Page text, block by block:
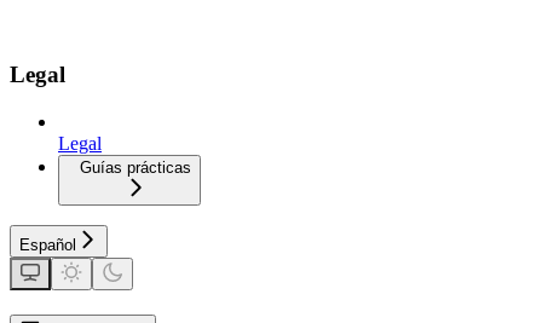
Legal
Legal
Guías prácticas
Español